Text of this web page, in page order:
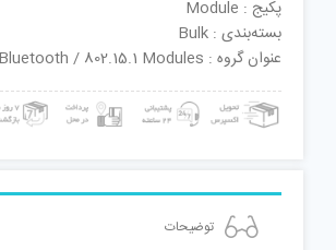
پکیج : Module
بسته‌بندی : Bulk
عنوان گروه : Bluetooth / 802.15.1 Modules
توضیحات